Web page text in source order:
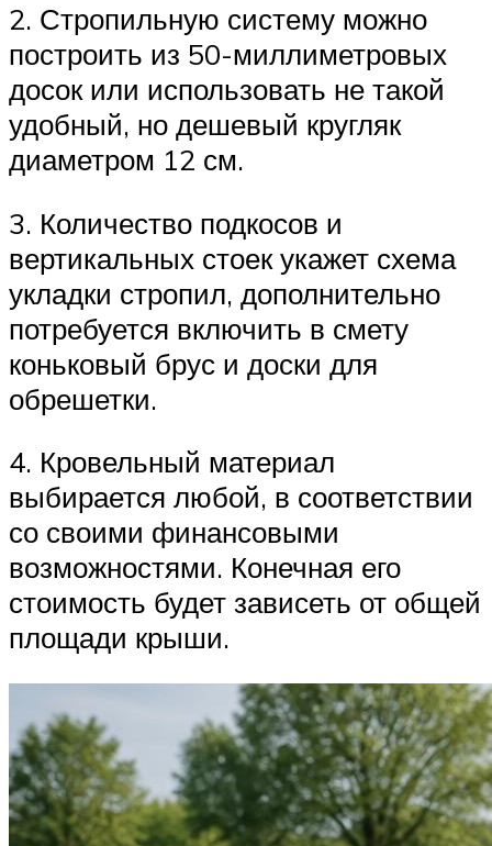
2. Стропильную систему можно
построить из 50-миллиметровых
досок или использовать не такой
удобный, но дешевый кругляк
диаметром 12 см.
3. Количество подкосов и
вертикальных стоек укажет схема
укладки стропил, дополнительно
потребуется включить в смету
коньковый брус и доски для
обрешетки.
4. Кровельный материал
выбирается любой, в соответствии
со своими финансовыми
возможностями. Конечная его
стоимость будет зависеть от общей
площади крыши.